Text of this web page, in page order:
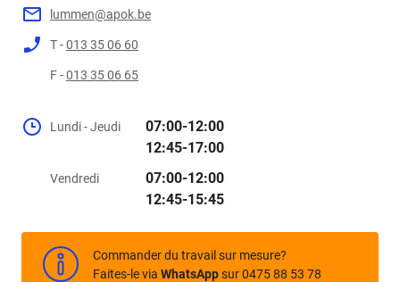
lummen@apok.be
T -013 35 06 60
F -013 35 06 65
Lundi - Jeudi
07:00-12:00
12:45-17:00
Vendredi
07:00-12:00
12:45-15:45
Commander du travail sur mesure?
Faites-le via WhatsAppsur 0475 88 53 78